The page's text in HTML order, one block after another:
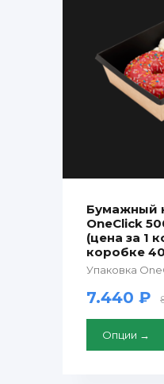
Бумажный
OneClick
(цена за 1
коробке
Упаковка
7.440 ₽
Опции →